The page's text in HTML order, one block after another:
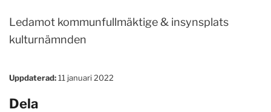
Ledamot kommunfullmäktige & insynsplats
kulturnämnden
Uppdaterad:11 januari 2022
Dela